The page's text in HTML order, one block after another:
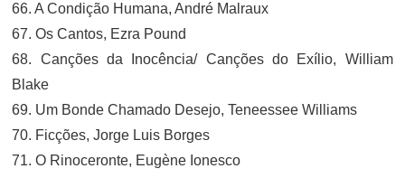
66. A Condição Humana, André Malraux
67. Os Cantos, Ezra Pound
68. Canções da Inocência/ Canções do Exílio, William
Blake
69. Um Bonde Chamado Desejo, Teneessee Williams
70. Ficções, Jorge Luis Borges
71. O Rinoceronte, Eugène Ionesco